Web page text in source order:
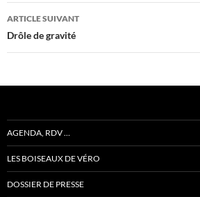
articles
ARTICLE SUIVANT
Drôle de gravité
AGENDA, RDV …
LES BOISEAUX DE VÉRO
DOSSIER DE PRESSE